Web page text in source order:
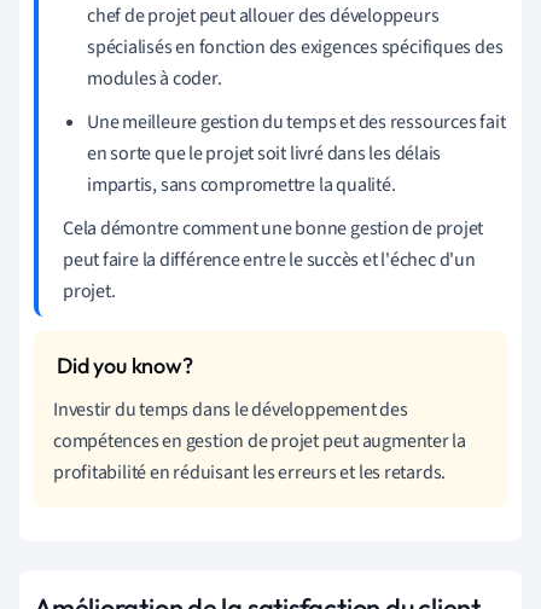
chef de projet peut allouer des développeurs
spécialisés en fonction des exigences spécifiques des
modules à coder.
Une meilleure gestion du temps et des ressources fait
en sorte que le projet soit livré dans les délais
impartis, sans compromettre la qualité.
Cela démontre comment une bonne gestion de projet
peut faire la différence entre le succès et l'échec d'un
projet.
Investir du temps dans le développement des
compétences en gestion de projet peut augmenter la
profitabilité en réduisant les erreurs et les retards.